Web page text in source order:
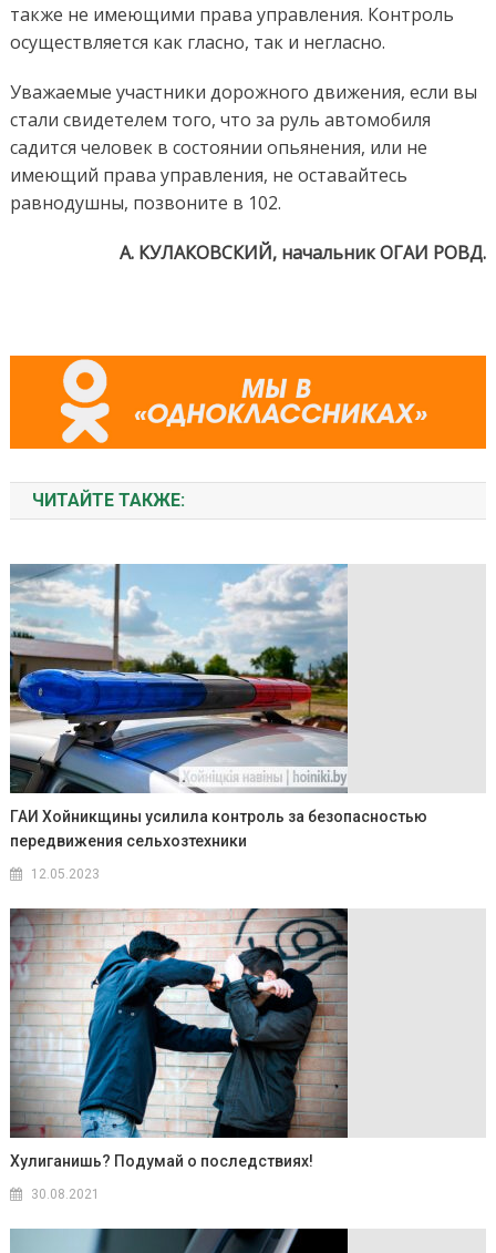
также не имеющими права управления. Контроль
осуществляется как гласно, так и негласно.
Уважаемые участники дорожного движения, если вы
стали свидетелем того, что за руль автомобиля
садится человек в состоянии опьянения, или не
имеющий права управления, не оставайтесь
равнодушны, позвоните в 102.
А. КУЛАКОВСКИЙ, начальник ОГАИ РОВД.
ЧИТАЙТЕ ТАКЖЕ:
ГАИ Хойникщины усилила контроль за безопасностью
передвижения сельхозтехники
12.05.2023
Хулиганишь? Подумай о последствиях!
30.08.2021